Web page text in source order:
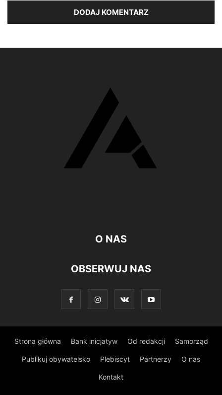
O NAS
OBSERWUJ NAS
Strona główna Bank inicjatyw Od redakcji Samorząd
Publikuj obywatelsko Plebiscyt Partnerzy O nas
Kontakt